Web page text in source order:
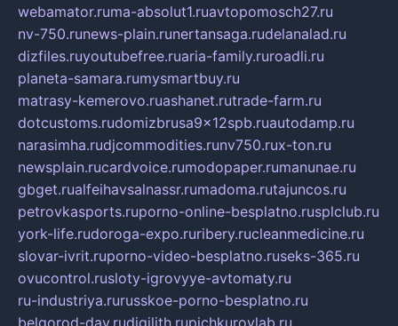
webamator.ruma-absolut1.ruavtopomosch27.ru
nv-750.runews-plain.runertansaga.rudelanalad.ru
dizfiles.ruyoutubefree.ruaria-family.ruroadli.ru
planeta-samara.rumysmartbuy.ru
matrasy-kemerovo.ruashanet.rutrade-farm.ru
dotcustoms.rudomizbrusa9x12spb.ruautodamp.ru
narasimha.rudjcommodities.runv750.rux-ton.ru
newsplain.rucardvoice.rumodopaper.rumanunae.ru
gbget.rualfeihavsalnassr.rumadoma.rutajuncos.ru
petrovkasports.ruporno-online-besplatno.rusplclub.ru
york-life.rudoroga-expo.ruribery.rucleanmedicine.ru
slovar-ivrit.ruporno-video-besplatno.ruseks-365.ru
ovucontrol.rusloty-igrovyye-avtomaty.ru
ru-industriya.rurusskoe-porno-besplatno.ru